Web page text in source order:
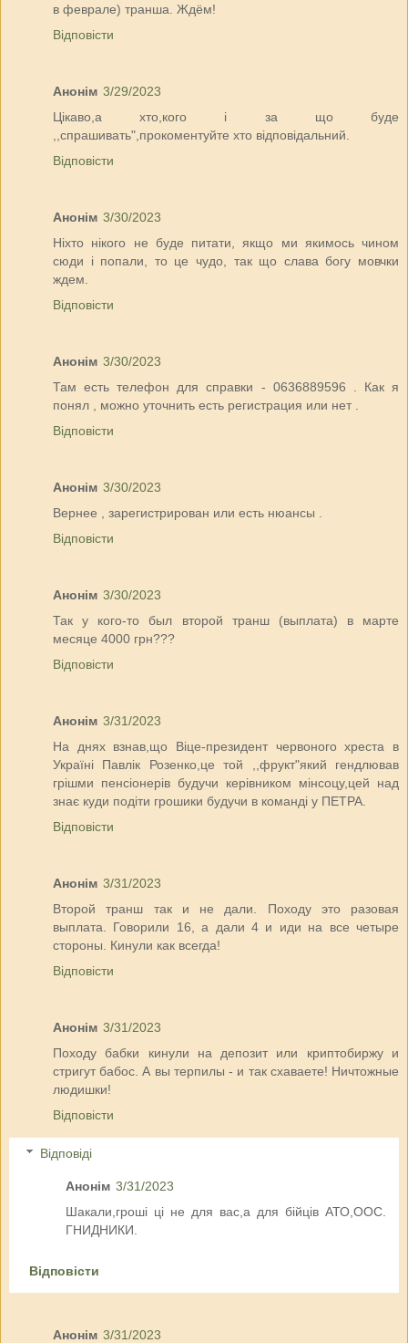
в феврале) транша. Ждём!
Відповісти
Анонім 3/29/2023
Цікаво,а хто,кого і за що буде
,,спрашивать",прокоментуйте хто відповідальний.
Відповісти
Анонім 3/30/2023
Ніхто нікого не буде питати, якщо ми якимось чином
сюди і попали, то це чудо, так що слава богу мовчки
ждем.
Відповісти
Анонім 3/30/2023
Там есть телефон для справки - 0636889596 . Как я
понял , можно уточнить есть регистрация или нет .
Відповісти
Анонім 3/30/2023
Вернее , зарегистрирован или есть нюансы .
Відповісти
Анонім 3/30/2023
Так у кого-то был второй транш (выплата) в марте
месяце 4000 грн???
Відповісти
Анонім 3/31/2023
На днях взнав,що Віце-президент червоного хреста в
Україні Павлік Розенко,це той ,,фрукт"який гендлював
грішми пенсіонерів будучи керівником мінсоцу,цей над
знає куди подіти грошики будучи в команді у ПЕТРА.
Відповісти
Анонім 3/31/2023
Второй транш так и не дали. Походу это разовая
выплата. Говорили 16, а дали 4 и иди на все четыре
стороны. Кинули как всегда!
Відповісти
Анонім 3/31/2023
Походу бабки кинули на депозит или криптобиржу и
стригут бабос. А вы терпилы - и так схаваете! Ничтожные
людишки!
Відповісти
Відповіді
Анонім 3/31/2023
Шакали,гроші ці не для вас,а для бійців АТО,ООС.
ГНИДНИКИ.
Відповісти
Анонім 3/31/2023